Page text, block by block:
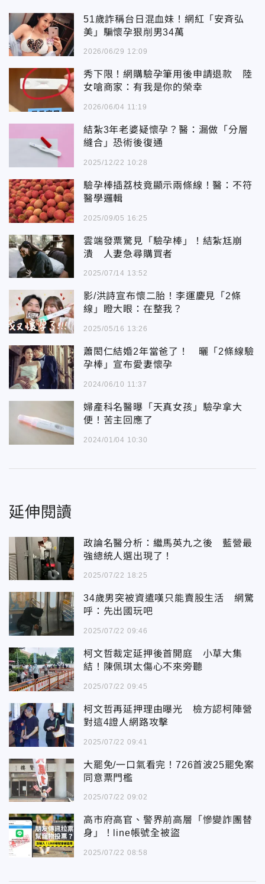
51歲詐稱台日混血妹！網紅「安斉弘
美」騙懷孕狠削男34萬
2026/06/29 12:09
秀下限！網購驗孕筆用後申請退款 陸
女嗆商家：有我是你的榮幸
2026/06/04 11:19
結紮3年老婆疑懷孕？醫：漏做「分層
縫合」恐術後復通
2025/12/22 10:28
驗孕棒插荔枝竟顯示兩條線！醫：不符
醫學邏輯
2025/09/05 16:25
雲端發票驚見「驗孕棒」！結紮尪崩
潰 人妻急尋購買者
2025/07/14 13:52
影/洪詩宣布懷二胎！李運慶見「2條
線」瞪大眼：在整我？
2025/05/16 13:26
蕭閎仁結婚2年當爸了！ 曬「2條線驗
孕棒」宣布愛妻懷孕
2024/06/10 11:37
婦產科名醫曝「天真女孩」驗孕拿大
便！苦主回應了
2024/01/04 10:30
延伸閱讀
政論名醫分析：繼馬英九之後 藍營最
強總統人選出現了！
2025/07/22 18:25
34歲男突被資遣嘆只能賣股生活 網驚
呼：先出國玩吧
2025/07/22 09:46
柯文哲裁定延押後首開庭 小草大集
結！陳佩琪太傷心不來旁聽
2025/07/22 09:45
柯文哲再延押理由曝光 檢方認柯陣營
對這4證人網路攻擊
2025/07/22 09:41
大罷免/一口氣看完！726首波25罷免案
同意票門檻
2025/07/22 09:02
高市府高官、警界前高層「慘變詐團替
身」！line帳號全被盜
2025/07/22 08:58